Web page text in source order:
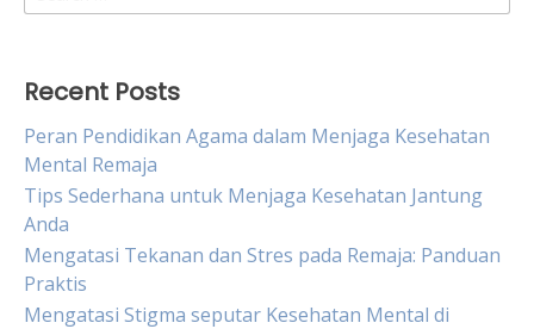
for:
Recent Posts
Peran Pendidikan Agama dalam Menjaga Kesehatan
Mental Remaja
Tips Sederhana untuk Menjaga Kesehatan Jantung
Anda
Mengatasi Tekanan dan Stres pada Remaja: Panduan
Praktis
Mengatasi Stigma seputar Kesehatan Mental di